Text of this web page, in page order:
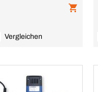
Vergleichen